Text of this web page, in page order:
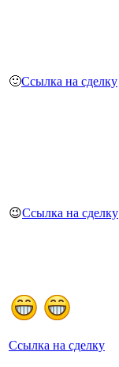
🙂Ссылка на сделку
😉Ссылка на сделку
Ссылка на сделку